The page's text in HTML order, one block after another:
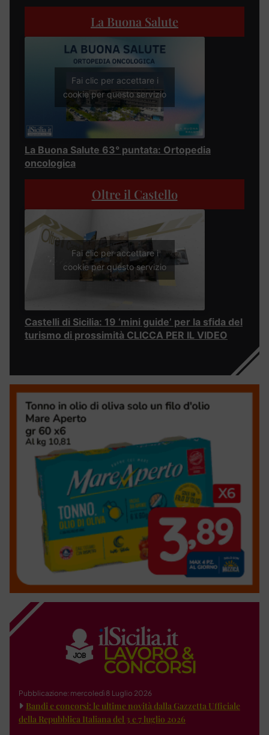
La Buona Salute
Fai clic per accettare i
cookie per questo servizio
La Buona Salute 63° puntata: Ortopedia
oncologica
Oltre il Castello
Fai clic per accettare i
cookie per questo servizio
Castelli di Sicilia: 19 ‘mini guide’ per la sfida del
turismo di prossimità CLICCA PER IL VIDEO
Pubblicazione: mercoledì 8 Luglio 2026
Bandi e concorsi: le ultime novità dalla Gazzetta Ufficiale
della Repubblica Italiana del 3 e 7 luglio 2026